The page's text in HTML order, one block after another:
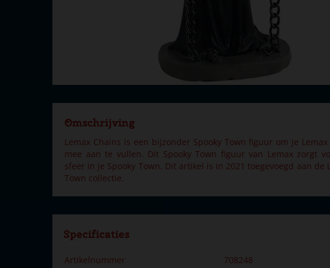
Omschrijving
Lemax Chains is een bijzonder Spooky Town figuur om je Lemax
mee aan te vullen. Dit Spooky Town figuur van Lemax zorgt
sfeer in je Spooky Town. Dit artikel is in 2021 toegevoegd aan de
Town collectie.
Specificaties
Artikelnummer 708248